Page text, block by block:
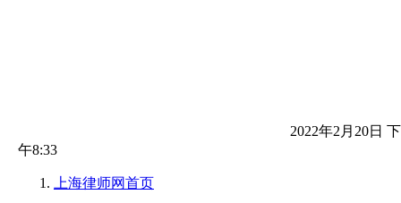
2022年2月20日 下
午8:33
上海律师网首页